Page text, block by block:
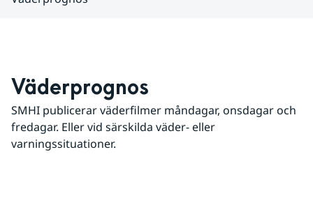
Väderprognos
SMHI publicerar väderfilmer måndagar, onsdagar och
fredagar. Eller vid särskilda väder- eller
varningssituationer.